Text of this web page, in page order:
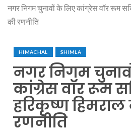
नगर निगम चुनावों के लिए कांग्रेस वॉर रूम
की रणनीति
HIMACHAL SHIMLA
नगर निगम
कांग्रेस वॉर रूम
हरिकृष्ण
रणनीति